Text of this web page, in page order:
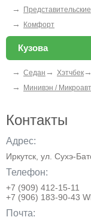
→ Представительские
→ Комфорт
Кузова
→ Седан → Хэтчбек →
→ Минивэн /
Контакты
Адрес:
Иркутск, ул. Сухэ-
Телефон:
+7 (909) 412-15-11
+7 (906) 183-90-43
Почта: